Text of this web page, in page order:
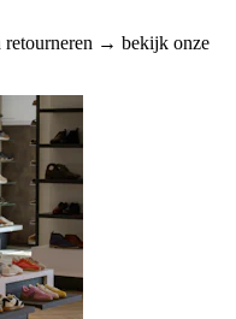
retourneren → bekijk onze